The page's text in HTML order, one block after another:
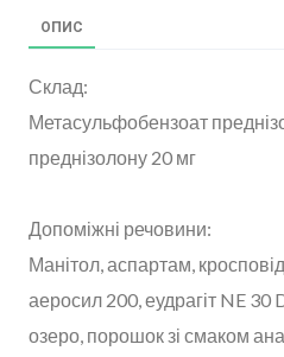
ОПИС
Склад:
Метасульфобензоат
преднізолону 20 мг
Допоміжні речовини:
Манітол, аспартам,
аеросил 200, еудрагіт NE 30
озеро, порошок зі смаком